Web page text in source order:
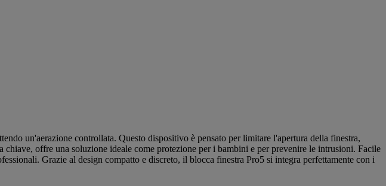
un'aerazione controllata. Questo dispositivo è pensato per limitare l'apertura della finestra,
offre una soluzione ideale come protezione per i bambini e per prevenire le intrusioni. Facile
Grazie al design compatto e discreto, il blocca finestra Pro5 si integra perfettamente con i